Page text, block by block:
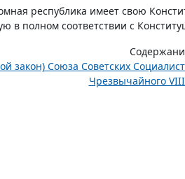
республика имеет свою
в полном соответствии с
закон) Союза Советских
Чрезвычайного